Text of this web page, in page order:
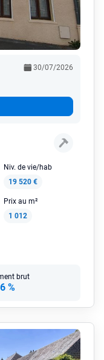
30/07/2026
Niv. de vie/hab
19 520 €
Prix au m²
1 012
brut
%